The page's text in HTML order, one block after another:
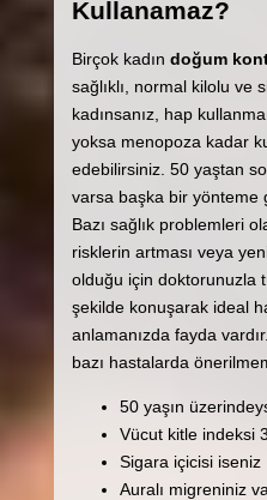
Kullanamaz?
Birçok kadın doğum
sağlıklı, normal kilolu ve
kadınsanız, hap
yoksa menopoza kadar
edebilirsiniz. 50 yaştan
varsa başka bir yönteme
Bazı sağlık problemleri
risklerin artması veya
olduğu için doktorunuzla
şekilde konuşarak ideal
anlamanızda fayda
bazı hastalarda
50 yaşın
Vücut kitle indeksi
Sigara içicisi iseniz
Auralı migreniniz